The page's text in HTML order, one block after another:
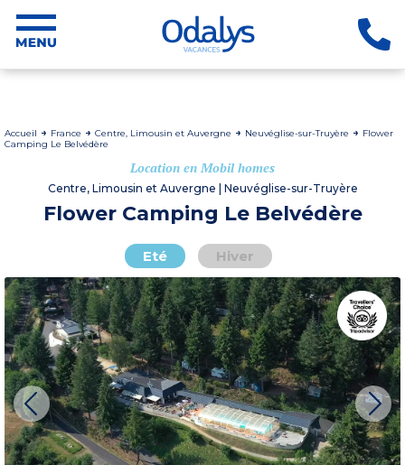
Accueil France Centre, Limousin et Auvergne Neuvéglise-sur-Truyère
Flower
Camping Le Belvédère
Location en Mobil homes
Centre, Limousin et Auvergne | Neuvéglise-sur-Truyère
Flower Camping Le Belvédère
Eté Hiver